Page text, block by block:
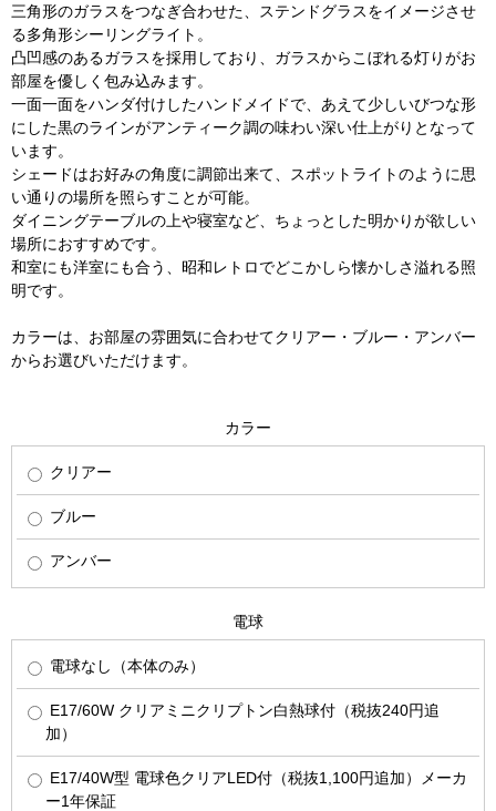
三角形のガラスをつなぎ合わせた、ステンドグラスをイメージさせ
る多角形シーリングライト。
凸凹感のあるガラスを採用しており、ガラスからこぼれる灯りがお
部屋を優しく包み込みます。
一面一面をハンダ付けしたハンドメイドで、あえて少しいびつな形
にした黒のラインがアンティーク調の味わい深い仕上がりとなって
います。
シェードはお好みの角度に調節出来て、スポットライトのように思
い通りの場所を照らすことが可能。
ダイニングテーブルの上や寝室など、ちょっとした明かりが欲しい
場所におすすめです。
和室にも洋室にも合う、昭和レトロでどこかしら懐かしさ溢れる照
明です。
カラーは、お部屋の雰囲気に合わせてクリアー・ブルー・アンバー
からお選びいただけます。
カラー
クリアー
ブルー
アンバー
電球
電球なし（本体のみ）
E17/60W クリアミニクリプトン白熱球付（税抜240円追
加）
E17/40W型 電球色クリアLED付（税抜1,100円追加）メーカ
ー1年保証